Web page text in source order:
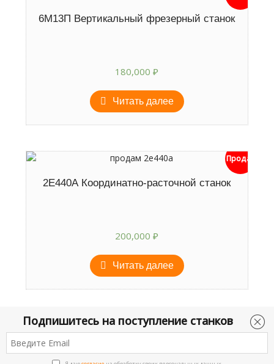
Подпишитесь на поступление станков
6М13П Вертикальный фрезерный станок
180,000₽
Читать далее
Продан
2Е440А Координатно-расточной станок
200,000₽
Читать далее